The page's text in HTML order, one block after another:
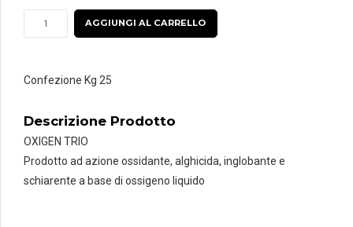
OXIGEN
TRIO
AGGIUNGI AL CARRELLO
Confezione Kg 25
Descrizione Prodotto
OXIGEN TRIO
Prodotto ad azione ossidante, alghicida, inglobante e
schiarente a base di ossigeno liquido